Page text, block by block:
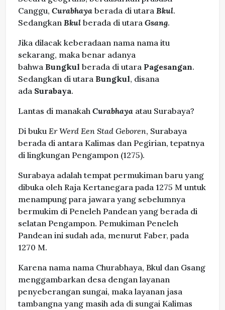
Canggu, Curabhaya berada di utara Bkul.
Sedangkan Bkul berada di utara Gsang.
Jika dilacak keberadaan nama nama itu
sekarang, maka benar adanya
bahwa Bungkul berada di utara Pagesangan.
Sedangkan di utara Bungkul, disana
ada Surabaya.
Lantas di manakah Curabhaya atau Surabaya?
Di buku Er Werd Een Stad Geboren, Surabaya
berada di antara Kalimas dan Pegirian, tepatnya
di lingkungan Pengampon (1275).
Surabaya adalah tempat permukiman baru yang
dibuka oleh Raja Kertanegara pada 1275 M untuk
menampung para jawara yang sebelumnya
bermukim di Peneleh Pandean yang berada di
selatan Pengampon. Pemukiman Peneleh
Pandean ini sudah ada, menurut Faber, pada
1270 M.
Karena nama nama Churabhaya, Bkul dan Gsang
menggambarkan desa dengan layanan
penyeberangan sungai, maka layanan jasa
tambangna yang masih ada di sungai Kalimas